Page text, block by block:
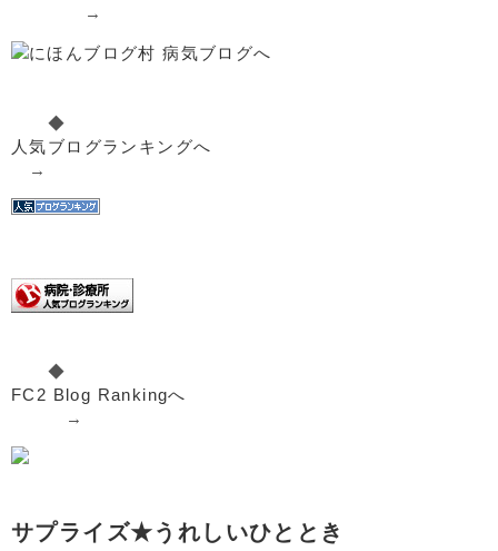
→
◆
人気ブログランキングへ
→
◆
FC2 Blog Rankingへ
→
サプライズ★うれしいひととき